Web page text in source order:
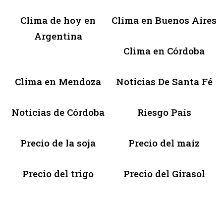
Clima de hoy en
Argentina
Clima en Buenos Aires
Clima en Córdoba
Clima en Mendoza Noticias De Santa Fé
Noticias de Córdoba Riesgo País
Precio de la soja Precio del maíz
Precio del trigo Precio del Girasol